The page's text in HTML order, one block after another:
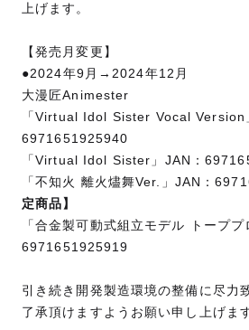
上げます。
【発売月変更】
●2024年9月→2024年12月
大漫匠Animester
「Virtual Idol Sister Vocal Version
6971651925940
「Virtual Idol Sister」JAN：
「不知火 離火燼舞Ver.」JAN：
定商品】
「合金製可動式組立モデル トーププ
6971651925919
引き続き開発製造環境の整備に尽力
了承頂けますようお願い申し上げま